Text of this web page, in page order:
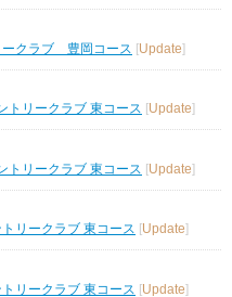
ークラブ 豊岡コース [Update]
トリークラブ 東コース [Update]
トリークラブ 東コース [Update]
リークラブ 東コース [Update]
リークラブ 東コース [Update]